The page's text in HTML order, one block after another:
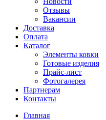
Отзывы
Вакансии
Доставка
Оплата
Каталог
Элементы ковки
Готовые изделия
Прайс-лист
Фотогалерея
Партнерам
Контакты
Главная